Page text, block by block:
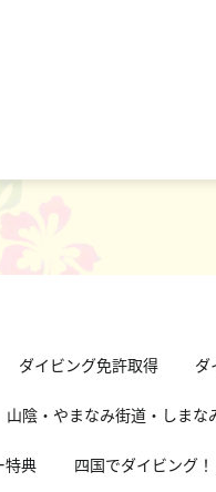
ダイビング免許取得 ダ
山陰・やまなみ街道・しま
特典 四国でダイビング